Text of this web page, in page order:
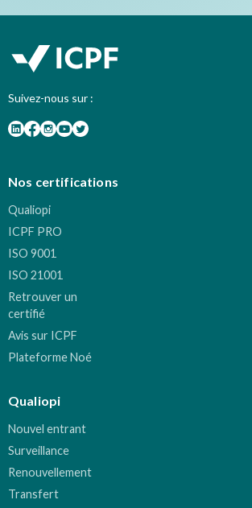
Suivez-nous sur :
Nos certifications
Qualiopi
ICPF PRO
ISO 9001
ISO 21001
Retrouver un
certifié
Avis sur ICPF
Plateforme Noé
Qualiopi
Nouvel entrant
Surveillance
Renouvellement
Transfert